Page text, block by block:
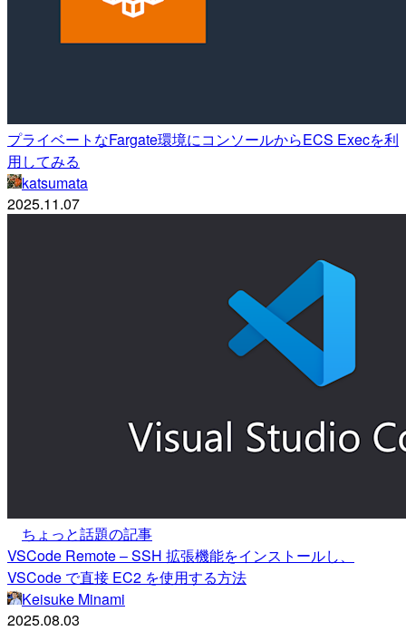
プライベートなFargate環境にコンソールからECS Execを利
用してみる
katsumata
2025.11.07
ちょっと話題の記事
VSCode Remote – SSH 拡張機能をインストールし、
VSCode で直接 EC2 を使用する方法
Keisuke Minami
2025.08.03